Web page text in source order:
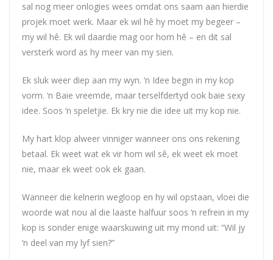
sal nog meer onlogies wees omdat ons saam aan hierdie
projek moet werk. Maar ek wil hê hy moet my begeer –
my wil hê. Ek wil daardie mag oor hom hê – en dit sal
versterk word as hy meer van my sien.
Ek sluk weer diep aan my wyn. ‘n Idee begin in my kop
vorm. ‘n Baie vreemde, maar terselfdertyd ook baie sexy
idee. Soos ‘n speletjie. Ek kry nie die idee uit my kop nie.
My hart klop alweer vinniger wanneer ons ons rekening
betaal. Ek weet wat ek vir hom wil sê, ek weet ek moet
nie, maar ek weet ook ek gaan.
Wanneer die kelnerin wegloop en hy wil opstaan, vloei die
woorde wat nou al die laaste halfuur soos ‘n refrein in my
kop is sonder enige waarskuwing uit my mond uit: “Wil jy
‘n deel van my lyf sien?”